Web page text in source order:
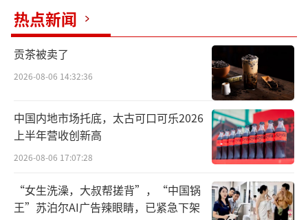
思特威惊人的业绩表现，引发市场哗然，
而惊艳的业绩背后，离不开华为、小米等巨头
的支持。据悉，在公司发展的关键时期，这些
企业通过入股等方式为思特威提供了重要助
力。Hubble Ventures（以下简称“华为哈
勃”）和小米产业基金均在思特威红筹架构拆
除期间入股，与此同时，这些企业和思特威产
业层面的合作，也为公司的发展注入了强大动
力。
热点新闻
贡茶被卖了
2026-08-06 14:32:36
中国内地市场托底，太古可口可乐2026
上半年营收创新高
2026-08-06 17:07:28
“女生洗澡，大叔帮搓背”，“中国锅
王”苏泊尔AI广告辣眼睛，已紧急下架